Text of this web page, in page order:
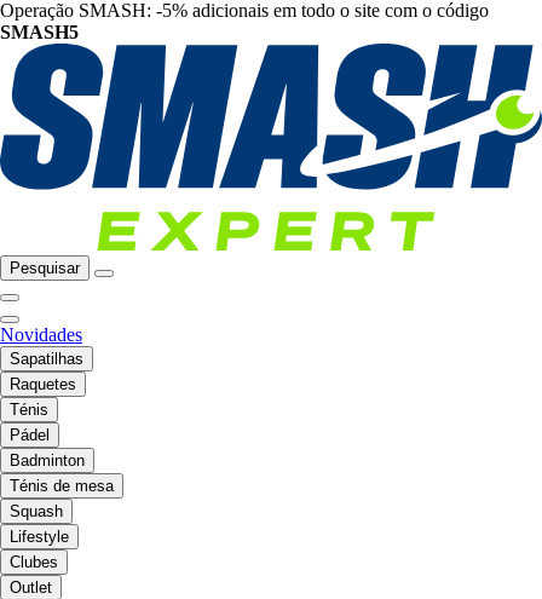
Operação SMASH: -5% adicionais em todo o site com o código
SMASH5
Pesquisar
Novidades
Sapatilhas
Raquetes
Ténis
Pádel
Badminton
Ténis de mesa
Squash
Lifestyle
Clubes
Outlet